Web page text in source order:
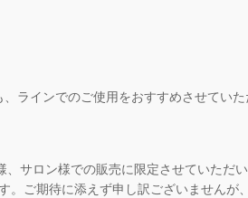
ラインでのご使用をおすすめさせていた
サロン様での販売に限定させていただ
ご期待に添えず申し訳ございませんが